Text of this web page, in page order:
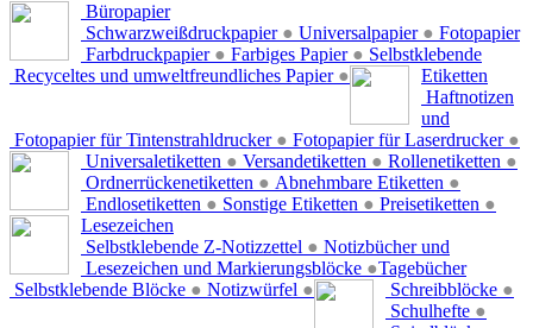
Büropapier
Schwarzweißdruckpapier ● Universalpapier ●
Farbdruckpapier ● Farbiges Papier ●
Recyceltes und umweltfreundliches Papier ●
Fotopapier
Fotopapier für Tintenstrahldrucker ● Fotopapier für Laserdrucker ●
Selbstklebende
Etiketten
Universaletiketten ● Versandetiketten ● Rollenetiketten ●
Ordnerrückenetiketten ● Abnehmbare Etiketten ●
Endlosetiketten ● Sonstige Etiketten ● Preisetiketten ●
Haftnotizen
und
Lesezeichen
Selbstklebende Z-Notizzettel ●
Lesezeichen und Markierungsblöcke ●
Selbstklebende Blöcke ● Notizwürfel ●
Notizbücher und
Tagebücher
Schreibblöcke ●
Schulhefte ●